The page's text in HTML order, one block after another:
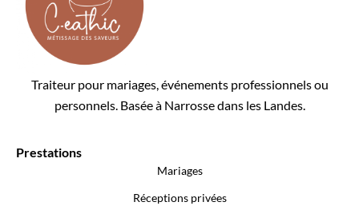
Traiteur pour mariages, événements professionnels ou
personnels. Basée à Narrosse dans les Landes.
Prestations
Mariages
Réceptions privées